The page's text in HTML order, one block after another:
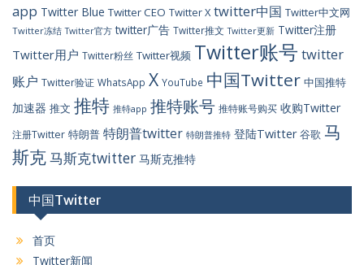
app Twitter Blue Twitter CEO Twitter X twitter中国 Twitter中文网
Twitter冻结 Twitter官方 twitter广告 Twitter推文 Twitter更新 Twitter注册
Twitter用户 Twitter粉丝 Twitter视频 Twitter账号 twitter
账户 Twitter验证 WhatsApp X YouTube 中国Twitter 中国推特
加速器 推文 推特 推特app 推特账号 推特账号购买 收购Twitter
注册Twitter 特朗普 特朗普twitter 特朗普推特 登陆Twitter 谷歌 马
斯克马斯克twitter 马斯克推特
中国Twitter
首页
Twitter新闻